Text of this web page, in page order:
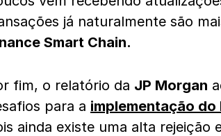
já naturalmente são
Smart Chain.
fim, o relatório da JP Morgan
para a implementação do
ainda existe uma alta rejeição